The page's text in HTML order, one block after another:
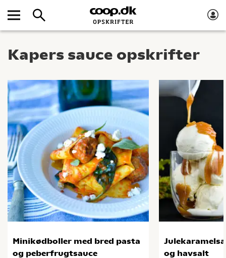
Kapers sauce opskrifter
Minikødboller med bred pasta
og peberfrugtsauce
og havsalt